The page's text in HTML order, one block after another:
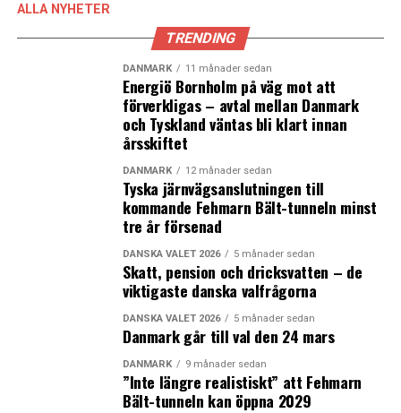
Det skapade goda affärsmöjligheter för bland annat
svenska investerare. Dessutom har de danska
pensionsbolagen blivit mer aktiva som fastighetsägare.
De ser över sin portfölj och avyttrar fastigheter vilket
har bidragit till en ökad transaktionsvolym i Danmark.
För de svenska aktörerna har den geografiska närheten
till den danska marknaden varit en fördel i expansionen.
Stora svenska aktörer i Danmark är Wihlborgs,
Castellum, Balder, Niam, Heimstaden och Akelius.(News
Svenska fastighetsbolag äger två miljoner
kvadratmeter i Danmark
estetiskt tilltalande utan att det kostar så mycket
mer i Danmark”
ALLA NYHETER
TRENDING
DANMARK 11 månader sedan
Energiö Bornholm på väg mot att
förverkligas – avtal mellan Danmark
och Tyskland väntas bli klart innan
årsskiftet
DANMARK 12 månader sedan
Tyska järnvägsanslutningen till
kommande Fehmarn Bält-tunneln minst
tre år försenad
DANSKA VALET 2026 5 månader sedan
Skatt, pension och dricksvatten – de
viktigaste danska valfrågorna
DANSKA VALET 2026 5 månader sedan
Danmark går till val den 24 mars
DANMARK 9 månader sedan
”Inte längre realistiskt” att Fehmarn
Bält-tunneln kan öppna 2029